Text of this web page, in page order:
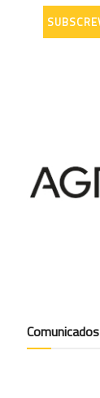
Comunicados